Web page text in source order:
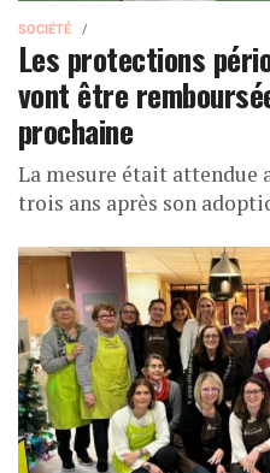
SOCIÉTÉ
Les protections
vont être
prochaine
La mesure était attendue
trois ans après son